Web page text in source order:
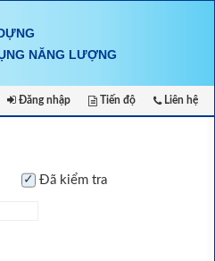
NĂNG LƯỢNG
Đăng nhập Tiến độ Liên hệ
Đã kiểm tra